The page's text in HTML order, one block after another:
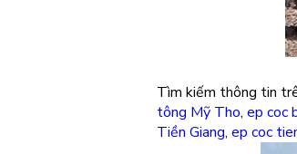
Tìm kiếm thông tin
tông Mỹ Tho, ep coc
Tiền Giang, ep coc